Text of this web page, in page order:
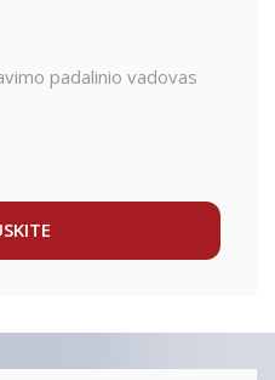
padalinio vadovas